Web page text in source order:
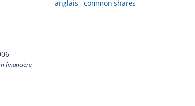
financière,
Accéder à la fiche en
anglais : common shares